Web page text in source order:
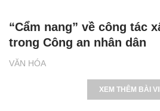
VĂN HÓA
“Cẩm nang” về công tác
trong Công an nhân dân
XEM THÊM BÀI